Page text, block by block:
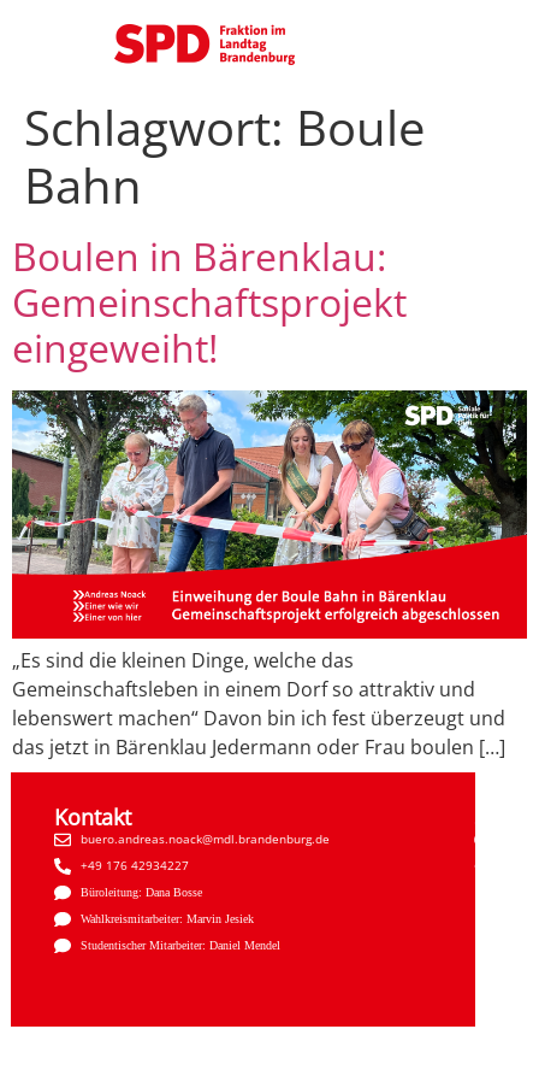
Schlagwort: Boule
Bahn
Boulen in Bärenklau:
Gemeinschaftsprojekt
eingeweiht!
„Es sind die kleinen Dinge, welche das
Gemeinschaftsleben in einem Dorf so attraktiv und
lebenswert machen“ Davon bin ich fest überzeugt und
das jetzt in Bärenklau Jedermann oder Frau boulen […]
Kontakt
buero.andreas.noack@mdl.brandenburg.de
+49 176 42934227
Büroleitung: Dana Bosse
Wahlkreismitarbeiter: Marvin Jesiek
Studentischer Mitarbeiter: Daniel Mendel